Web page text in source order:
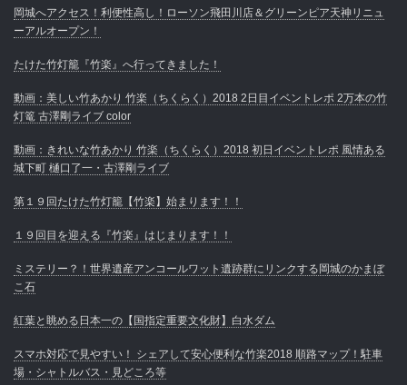
岡城へアクセス！利便性高し！ローソン飛田川店＆グリーンピア天神リニュ
ーアルオープン！
たけた竹灯籠『竹楽』へ行ってきました！
動画：美しい竹あかり 竹楽（ちくらく）2018 2日目イベントレポ 2万本の竹
灯篭 古澤剛ライブ color
動画：きれいな竹あかり 竹楽（ちくらく）2018 初日イベントレポ 風情ある
城下町 樋口了一・古澤剛ライブ
第１９回たけた竹灯籠【竹楽】始まります！！
１９回目を迎える『竹楽』はじまります！！
ミステリー？！世界遺産アンコールワット遺跡群にリンクする岡城のかまぼ
こ石
紅葉と眺める日本一の【国指定重要文化財】白水ダム
スマホ対応で見やすい！ シェアして安心便利な竹楽2018 順路マップ！駐車
場・シャトルバス・見どころ等